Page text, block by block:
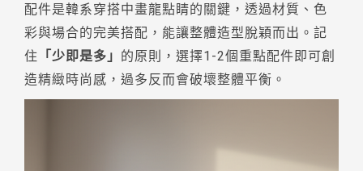
配件是韓系穿搭中畫龍點睛的關鍵，透過材質、色
彩與場合的完美搭配，能讓整體造型脫穎而出。記
住 「少即是多」 的原則，選擇1-2個重點配件即可創
造精緻時尚感，過多反而會破壞整體平衡。